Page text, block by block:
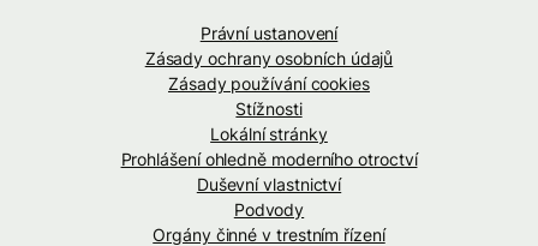
Právní ustanovení
Zásady ochrany osobních údajů
Zásady používání cookies
Stížnosti
Lokální stránky
Prohlášení ohledně moderního otroctví
Duševní vlastnictví
Podvody
Orgány činné v trestním řízení